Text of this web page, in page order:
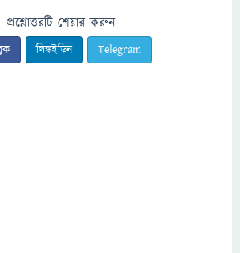
প্রশ্নোত্তরটি শেয়ার করুন
লিঙ্কইডিন Telegram